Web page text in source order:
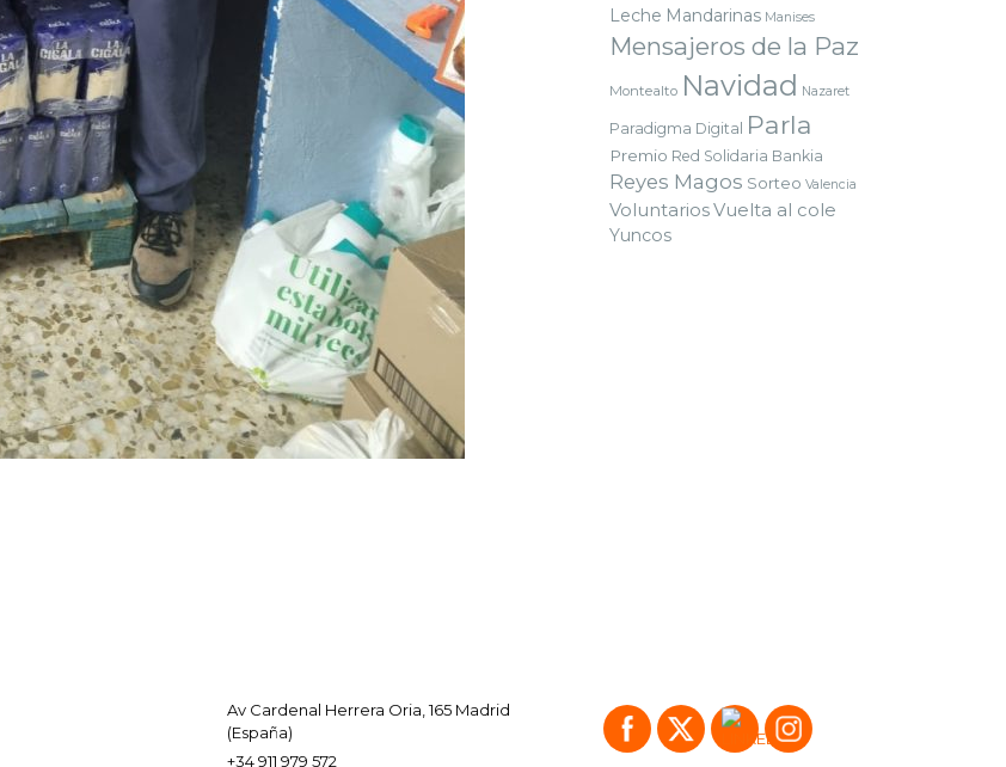
Leche Mandarinas Manises
Mensajeros de la Paz
Montealto Navidad Nazaret
Paradigma Digital Parla
Premio Red Solidaria Bankia
Reyes Magos Sorteo Valencia
VoluntariosVuelta al cole
Yuncos
Av Cardenal Herrera Oria, 165 Madrid
(España)
+34 911 979 572